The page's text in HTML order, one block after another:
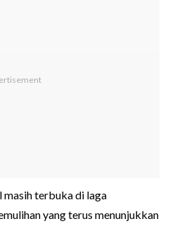
masih terbuka di laga
yang terus menunjukkan